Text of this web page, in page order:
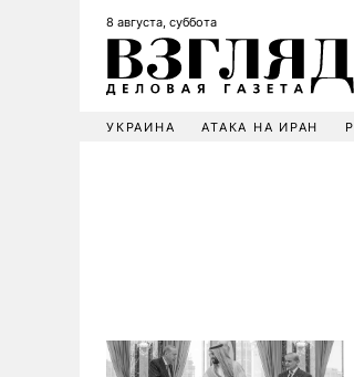
8 августа, суббота
УКРАИНА АТАКА НА ИРАН